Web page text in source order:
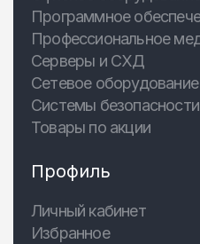
Программное
Профессиональное
Серверы и СХД
Сетевое оборудование
Системы безопасности
Товары по акции
Профиль
Личный кабинет
Избранное